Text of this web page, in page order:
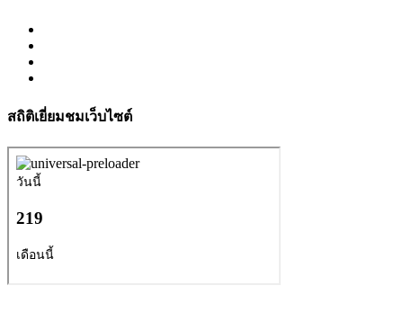
สถิติเยี่ยมชมเว็บไซต์